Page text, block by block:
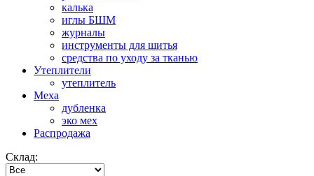
калька
иглы БШМ
журналы
инструменты для шитья
средства по уходу за тканью
Утеплители
утеплитель
Меха
дубленка
эко мех
Распродажа
Склад: